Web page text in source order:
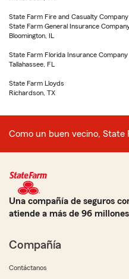
State Farm Fire and Casualty Company
State Farm General Insurance
Bloomington, IL
State Farm Florida Insurance Company
Tallahassee, FL
State Farm Lloyds
Richardson, TX
Como un buen vecino, State
Una compañía de seguros
atiende a más de 96
Compañía
Contáctanos